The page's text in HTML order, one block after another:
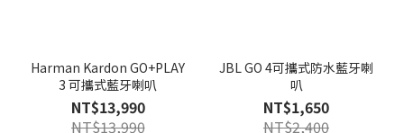
Harman Kardon GO+PLAY
3 可攜式藍牙喇叭
NT$13,990
NT$13,990
JBL GO 4可攜式防水藍牙喇
叭
NT$1,650
NT$2,400